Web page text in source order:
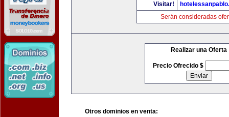
Visitar!
Serán consideradas
Realizar una Oferta
Precio Ofrecido $
Otros dominios en venta: